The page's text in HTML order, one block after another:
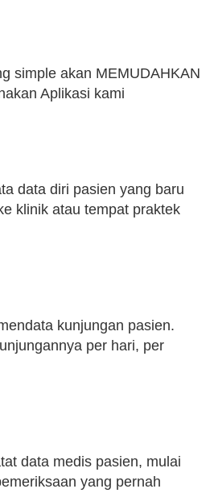
simple akan MEMUDAHKAN
Aplikasi kami
data diri pasien yang baru
klinik atau tempat praktek
kunjungan pasien.
per hari, per
data medis pasien, mulai
yang pernah